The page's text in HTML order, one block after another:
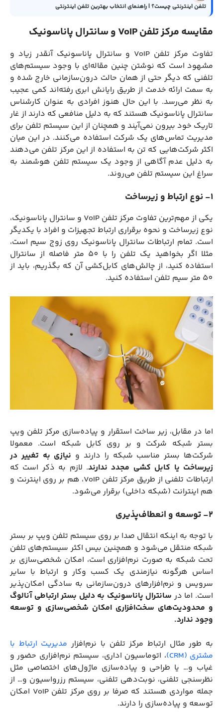
تلفن اینترنتی چیست؟ | راهنمای انتخاب بهترین تلفن اینترنتی
مقایسه مرکز تلفن VoIP و سانترال پاناسونیک
تفاوت مرکز تلفن VoIP و سانترال پاناسونیک آنقدر زیاد و
مشهود است که نوشتن چنین مقاله‌ای با وجود سیستم‌های
تلفنی که دیگر حتی از همان حالت درون‌سازمانی خارج شده و
به سمت ارائه خدمت از طریق رایانش ابری رفته‌اند کمی عجیب
به نظر می‌رسد. با این حال هنوز افرادی به عنوان کارشناس
سانترال پاناسونیک هستند که به دلیل منافعی که دارند از غار
تاریک خود بیرون نمی‌آیند و همچنان از این سیستم تلفن برای
مدیریت تماس‌های یک شرکت استفاده می‌کنند. در این میان
اکثر شرکت‌هایی که تن به استفاده از این مرکز تلفن می‌دهند
به دلیل عدم آگاهی از وجود یک سیستم تلفن هوشمند به
سراغ این سیستم تلفن می‌روند.
1- نوع ارتباط و زیرساخت
یکی از مهم‌ترین تفاوت مرکز تلفن VoIP و سانترال پاناسونیک،
نوع زیرساخت و نحوه برقراری ارتباط تجهیزات و افراد با یکدیگر
است. تمام ارتباطات سانترال پاناسونیک روی زوج سیم است،
مثلا اگر بخواهید یک تلفن را با 50 متر فاصله از سانترال
استفاده کنید، از چالش‌های کابل‌کشی آن که بگذریم، باید از
50 متر سیم تلفن استفاده کنید.
اما در مقابل، زیر ساخت استقرار و پیاده‌سازی مرکز تلفن ویپ
بستر شبکه شرکت و بر روی کابل شبکه است. معمولا
شرکت‌ها بستر مناسب شبکه را دارند و نیازی به تغییر در
زیرساخت یا کابل کشی مجدد ندارند. لازم به ذکر است که
ارتباطات تلفنی از طریق مرکز تلفن VoIP، هم بر روی اینترنت و
هم اینترانت (شبکه داخلی) برقرار می‌شود.
2- توسعه و انعطاف‌پذیری
با توجه به اینکه انتقال صدا بر روی سیستم تلفن ویپ بر بستر
شبکه منتقل می‌شود و همچنین بیس اکثر سیستم‌های تلفن
تحت شبکه به صورت نرم‌افزاری است، امکان شخصی‌سازی بر
اساس هرگونه نیازمندی یک کسب ‌و‌کار و ارتباط با سایر
سرویس‌ و نرم‌افزارهای درون‌سازمانی به سادگی امکان‌پذیر
است. اما در سانترال پاناسونیک به دلیل بستر ارتباطی آنالوگ
و محدودیت‌های سخت‌افزاری امکان شخصی‌سازی و توسعه
وجود ندارد.
به طور مثال ارتباط مرکز تلفن با نرم‌افزار مدیریت ارتباط با
مشتری (CRM)
، اتوماسیون اداری، سیستم نرم‌افزاری حضور و
غیاب و… یا طراحی و پیاده‌سازی ماژول‌های اختصاصی مثل
نظرسنجی تلفنی، نوبت‌دهی تلفنی، سیستم رزرواسیون و… از
جمله مواردی هستند که صرفا بر روی مرکز تلفن VoIP امکان
توسعه و پیاده‌سازی را دارند.